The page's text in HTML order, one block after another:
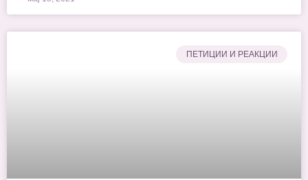
ПЕТИЦИИ И РЕАКЦИИ